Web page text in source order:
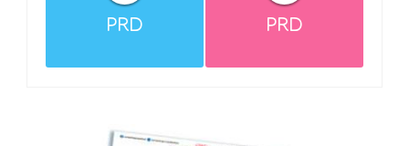
PRD PRD